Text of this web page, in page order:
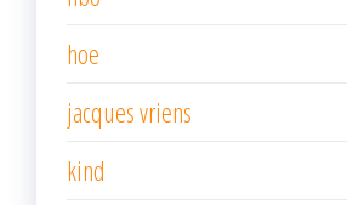
hoe
jacques vriens
kind